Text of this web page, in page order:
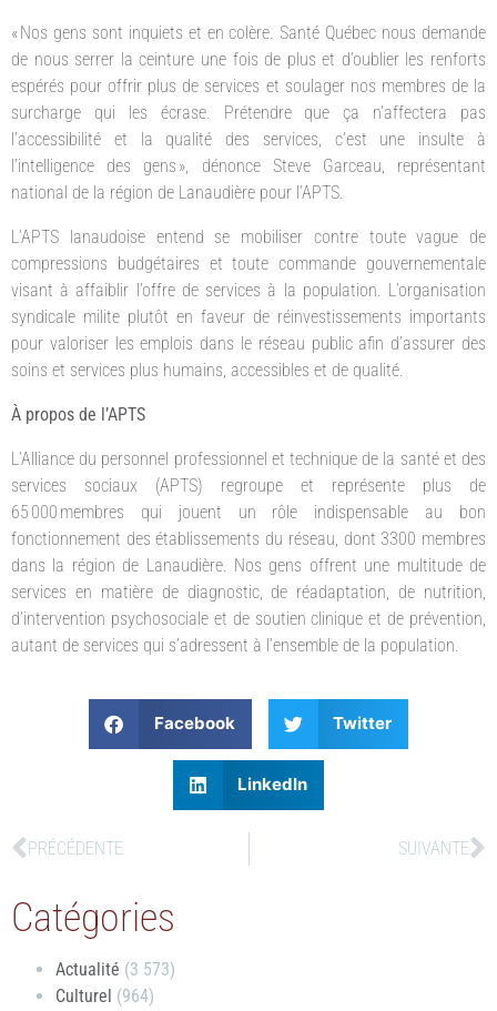
« Nos gens sont inquiets et en colère. Santé Québec nous demande
de nous serrer la ceinture une fois de plus et d’oublier les renforts
espérés pour offrir plus de services et soulager nos membres de la
surcharge qui les écrase. Prétendre que ça n’affectera pas
l’accessibilité et la qualité des services, c’est une insulte à
l’intelligence des gens », dénonce Steve Garceau, représentant
national de la région de Lanaudière pour l’APTS.
L’APTS lanaudoise entend se mobiliser contre toute vague de
compressions budgétaires et toute commande gouvernementale
visant à affaiblir l’offre de services à la population. L’organisation
syndicale milite plutôt en faveur de réinvestissements importants
pour valoriser les emplois dans le réseau public afin d’assurer des
soins et services plus humains, accessibles et de qualité.
À propos de l’APTS
L’Alliance du personnel professionnel et technique de la santé et des
services sociaux (APTS) regroupe et représente plus de
65 000 membres qui jouent un rôle indispensable au bon
fonctionnement des établissements du réseau, dont 3300 membres
dans la région de Lanaudière. Nos gens offrent une multitude de
services en matière de diagnostic, de réadaptation, de nutrition,
d’intervention psychosociale et de soutien clinique et de prévention,
autant de services qui s’adressent à l’ensemble de la population.
Facebook Twitter
LinkedIn
PRÉCÉDENTE SUIVANTE
Catégories
Actualité (3 573)
Culturel (964)